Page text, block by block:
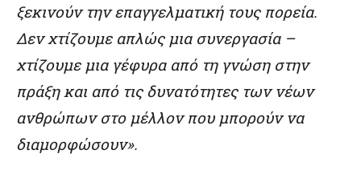
ξεκινούν την επαγγελματική τους πορεία.
Δεν χτίζουμε απλώς μια συνεργασία –
χτίζουμε μια γέφυρα από τη γνώση στην
πράξη και από τις δυνατότητες των νέων
ανθρώπων στο μέλλον που μπορούν να
διαμορφώσουν».